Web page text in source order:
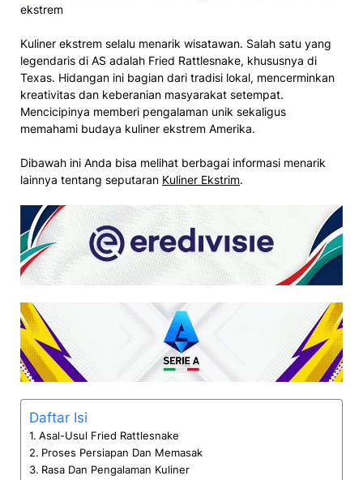
Kuliner ekstrem selalu menarik wisatawan. Salah satu yang
legendaris di AS adalah Fried Rattlesnake, khususnya di
Texas. Hidangan ini bagian dari tradisi lokal, mencerminkan
kreativitas dan keberanian masyarakat setempat.
Mencicipinya memberi pengalaman unik sekaligus
memahami budaya kuliner ekstrem Amerika.
Dibawah ini Anda bisa melihat berbagai informasi menarik
lainnya tentang seputaran Kuliner Ekstrim.
Daftar Isi
Asal-Usul Fried Rattlesnake
Proses Persiapan Dan Memasak
Rasa Dan Pengalaman Kuliner